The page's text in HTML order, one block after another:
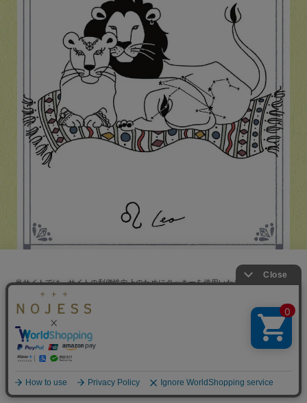
WORK
仕事運
きない環境だったり、頑張っているのに結果が出なかったり、
思い通りにいかず、落ち込むことが増えそう。下半期は、着実
にやるべきリストを計画し、理想の暮らしに向けて一歩一歩動
くこと。焦らずに、腐らずに、努力し続けましょう。この先の
報われます。昔の同僚や懐かしい友達、仕事関係者から連絡が
来たり、お誘いがあるかもしれません。再会、再出発、再結成
当サイトでは、サイトの利便性向上のためにクッキーを使用いたします。ボタン
から同意の可否を選択してください。選択せずにページを移動した場合、クッキ
ーの使用に同意したことになります。クッキーを通じて収集する情報には「お客
様個人を特定できる情報」は一切含まれておりません。詳細は
クッキーポリシ
ー
をご確認ください。